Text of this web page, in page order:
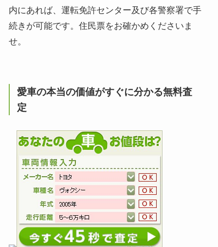
内にあれば、運転免許センター及び各警察署で手
続きが可能です。住民票をお確かめくださいま
せ。
愛車の本当の価値がすぐに分かる無料査
定